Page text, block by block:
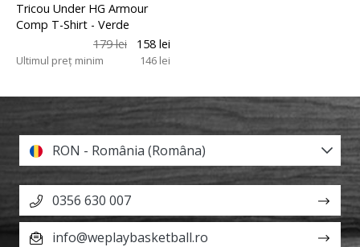
Tricou Under HG Armour
Comp T-Shirt - Verde
179 lei
158 lei
Ultimul preț minim 146 lei
RON - România (Româna)
0356 630 007
info@weplaybasketball.ro